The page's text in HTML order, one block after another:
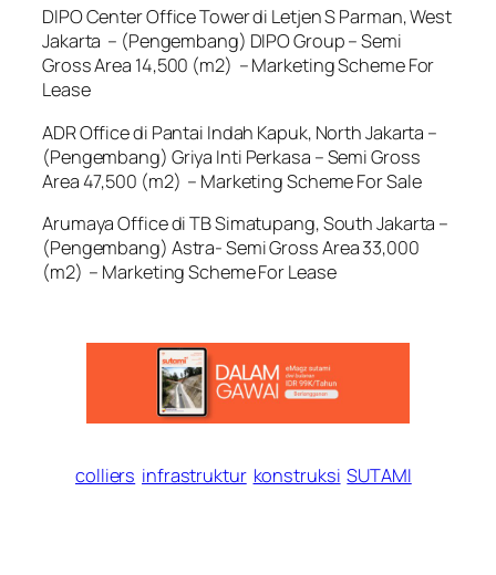
DIPO Center Office Tower di Letjen S Parman, West
Jakarta – (Pengembang) DIPO Group – Semi
Gross Area 14,500 (m2) – Marketing Scheme For
Lease
ADR Office di Pantai Indah Kapuk, North Jakarta –
(Pengembang) Griya Inti Perkasa – Semi Gross
Area 47,500 (m2) – Marketing Scheme For Sale
Arumaya Office di TB Simatupang, South Jakarta –
(Pengembang) Astra- Semi Gross Area 33,000
(m2) – Marketing Scheme For Lease
colliers infrastruktur konstruksi SUTAMI